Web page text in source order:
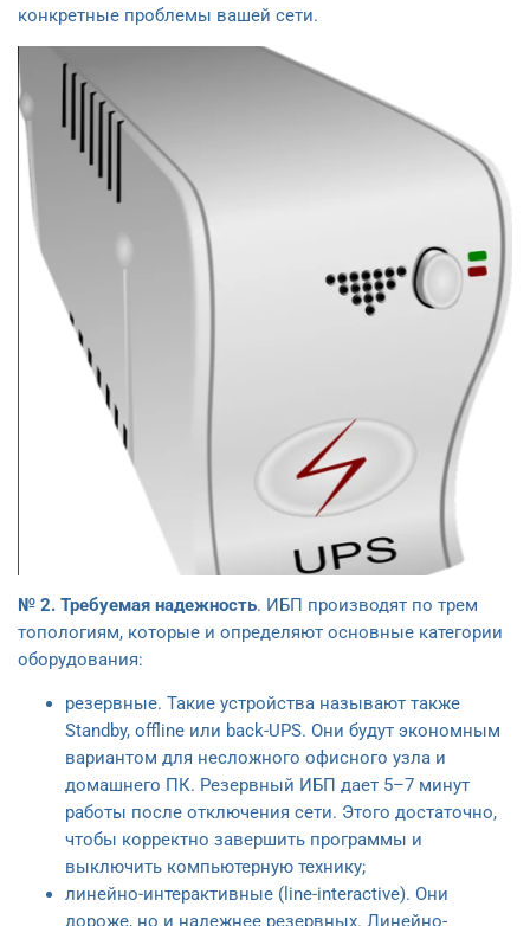
конкретные проблемы вашей сети.
№ 2. Требуемая надежность. ИБП производят по трем
топологиям, которые и определяют основные категории
оборудования:
резервные. Такие устройства называют также
Standby, offline или back-UPS. Они будут экономным
вариантом для несложного офисного узла и
домашнего ПК. Резервный ИБП дает 5–7 минут
работы после отключения сети. Этого достаточно,
чтобы корректно завершить программы и
выключить компьютерную технику;
линейно-интерактивные (line-interactive). Они
дороже, но и надежнее резервных. Линейно-